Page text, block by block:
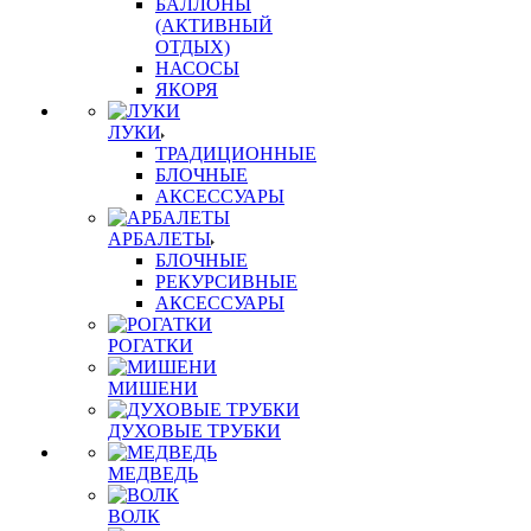
БАЛЛОНЫ
(АКТИВНЫЙ
ОТДЫХ)
НАСОСЫ
ЯКОРЯ
ЛУКИ
ТРАДИЦИОННЫЕ
БЛОЧНЫЕ
АКСЕССУАРЫ
АРБАЛЕТЫ
БЛОЧНЫЕ
РЕКУРСИВНЫЕ
АКСЕССУАРЫ
РОГАТКИ
МИШЕНИ
ДУХОВЫЕ ТРУБКИ
МЕДВЕДЬ
ВОЛК